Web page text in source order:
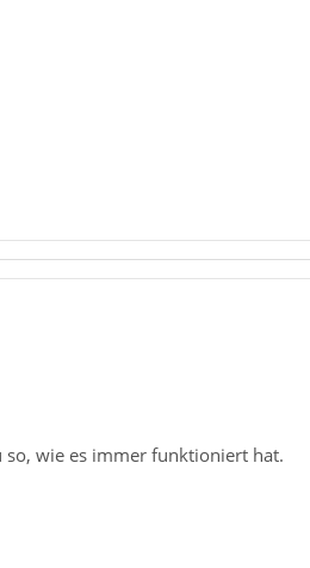
so, wie es immer funktioniert hat.